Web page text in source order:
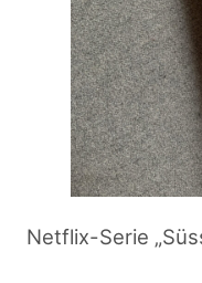
Netflix-Serie